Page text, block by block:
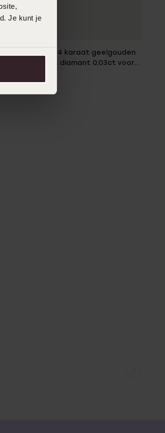
Je kunt je
Diamond Luxury 14 karaat geelgouden
oorknoppen met diamant 0,03ct voor